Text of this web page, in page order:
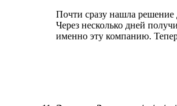
Почти сразу нашла решение
Через несколько дней
именно эту компанию.